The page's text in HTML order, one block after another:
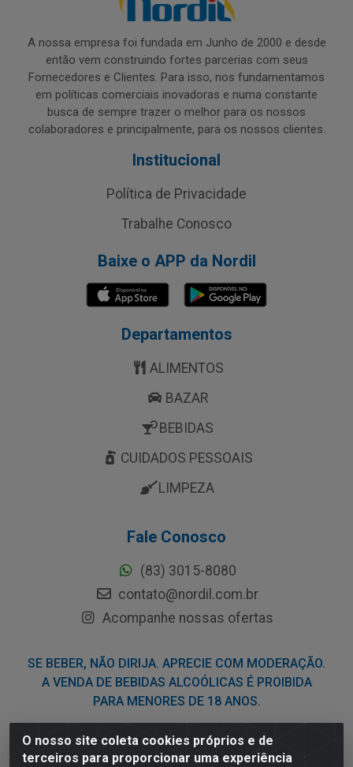
O nosso site coleta cookies próprios e de
terceiros para proporcionar uma experiência
A nossa empresa foi fundada em Junho de 2000 e desde
então vem construindo fortes parcerias com seus
Fornecedores e Clientes. Para isso, nos fundamentamos
em políticas comerciais inovadoras e numa constante
busca de sempre trazer o melhor para os nossos
colaboradores e principalmente, para os nossos clientes.
Institucional
Política de Privacidade
Trabalhe Conosco
Baixe o APP da Nordil
Departamentos
ALIMENTOS
BAZAR
BEBIDAS
CUIDADOS PESSOAIS
LIMPEZA
Fale Conosco
(83) 3015-8080
contato@nordil.com.br
Acompanhe nossas ofertas
SE BEBER, NÃO DIRIJA. APRECIE COM MODERAÇÃO.
A VENDA DE BEBIDAS ALCOÓLICAS É PROIBIDA
PARA MENORES DE 18 ANOS.
Nordil Distribuidora - Avenida Liberdade, 2738, Bloco F -